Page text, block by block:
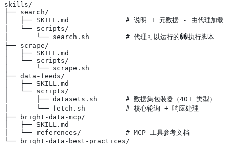
skills/
├── search/
│   ├── SKILL.md              # 说明 + 元数据 - 由代理加载
│   └── scripts/
│       └── search.sh         # 代理可以运行的��执行脚本
├── scrape/
│   ├── SKILL.md
│   └── scripts/
│       └── scrape.sh
├── data-feeds/
│   ├── SKILL.md
│   └── scripts/
│       ├── datasets.sh       # 数据集包装器（40+ 类型）
│       └── fetch.sh          # 核心轮询 + 响应处理
├── bright-data-mcp/
│   ├── SKILL.md
│   └── references/           # MCP 工具参考文档
└── bright-data-best-practices/